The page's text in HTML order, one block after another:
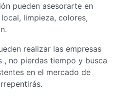
pueden asesorarte en
limpieza, colores,
realizar las empresas
no pierdas tiempo y busca
en el mercado de